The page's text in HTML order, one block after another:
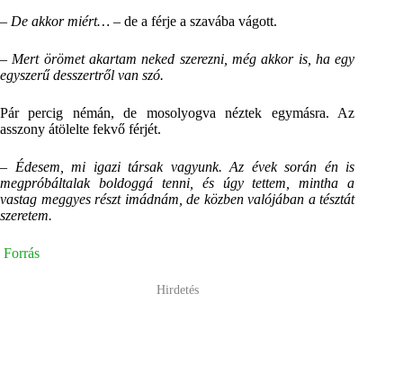
– De akkor miért… – de a férje a szavába vágott.
– Mert örömet akartam neked szerezni, még akkor is, ha egy
egyszerű desszertről van szó.
Pár percig némán, de mosolyogva néztek egymásra. Az
asszony átölelte fekvő férjét.
– Édesem, mi igazi társak vagyunk. Az évek során én is
megpróbáltalak boldoggá tenni, és úgy tettem, mintha a
vastag meggyes részt imádnám, de közben valójában a tésztát
szeretem.
Forrás
Hirdetés